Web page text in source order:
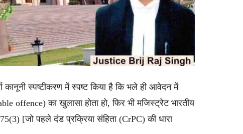
कानूनी स्पष्टीकरण में स्पष्ट किया है कि भले ही आवेदन में
offence) का खुलासा होता हो, फिर भी मजिस्ट्रेट भारतीय
[जो पहले दंड प्रक्रिया संहिता (CrPC) की धारा